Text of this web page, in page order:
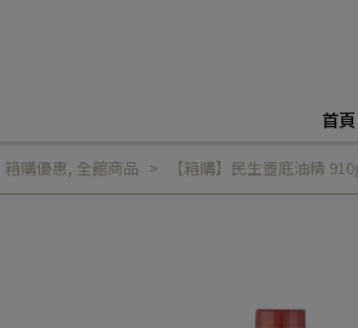
首頁
箱購優惠, 全館商品 【箱購】民生壺底油精